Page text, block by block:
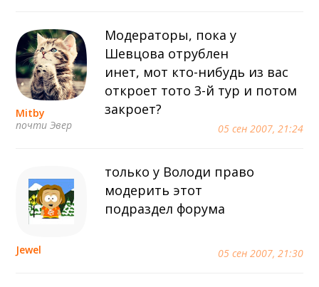
Mitby
почти Эвер
05 сен 2007, 21:24
Модераторы, пока у
Шевцова отрублен
инет, мот кто-нибудь из вас
откроет тото 3-й тур и потом
закроет?
Jewel 05 сен 2007, 21:30
только у Володи право
модерить этот
подраздел форума